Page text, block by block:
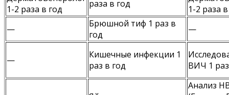
1-2 раза в год
раза в год
1-2 раза
—
Брюшной тиф 1 раз в
год
—
—
Кишечные инфекции 1
раз в год
ВИЧ 1
Анализ